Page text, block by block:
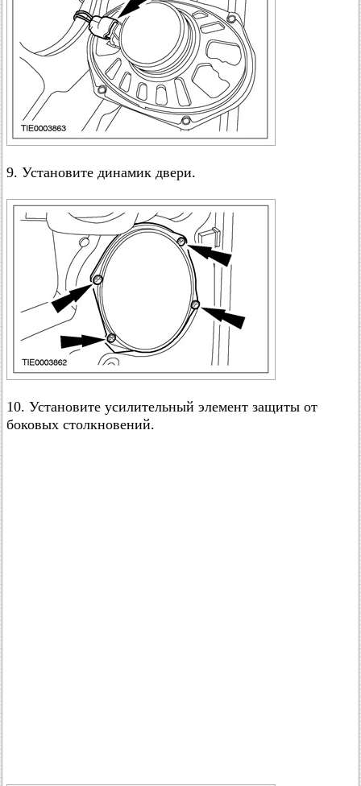
9. Установите динамик двери.
10. Установите усилительный элемент защиты от
боковых столкновений.